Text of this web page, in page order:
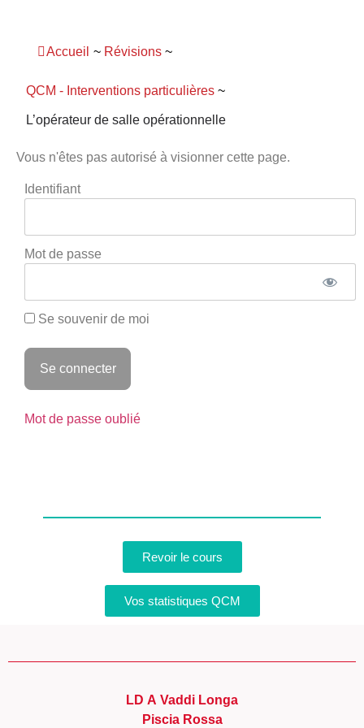
Accueil ~ Révisions ~
QCM - Interventions particulières ~
L’opérateur de salle opérationnelle
Vous n'êtes pas autorisé à visionner cette page.
Identifiant
Mot de passe
Se souvenir de moi
Mot de passe oublié
Revoir le cours
Vos statistiques QCM
LD A Vaddi Longa
Piscia Rossa